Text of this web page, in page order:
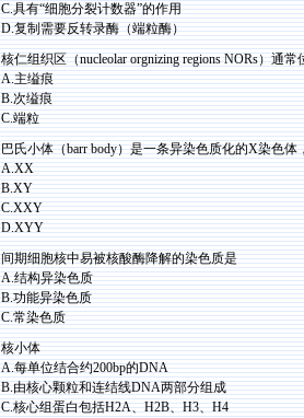
C.具有“细胞分裂计数器”的作用
D.复制需要反转录酶（端粒酶）
核仁组织区（nucleolar orgnizing regions NORs）通
A.主缢痕
B.次缢痕
C.端粒
巴氏小体（barr body）是一条异染色质化的X染色
A.XX
B.XY
C.XXY
D.XYY
间期细胞核中易被核酸酶降解的染色质是
A.结构异染色质
B.功能异染色质
C.常染色质
核小体
A.每单位结合约200bp的DNA
B.由核心颗粒和连结线DNA两部分组成
C.核心组蛋白包括H2A、H2B、H3、H4